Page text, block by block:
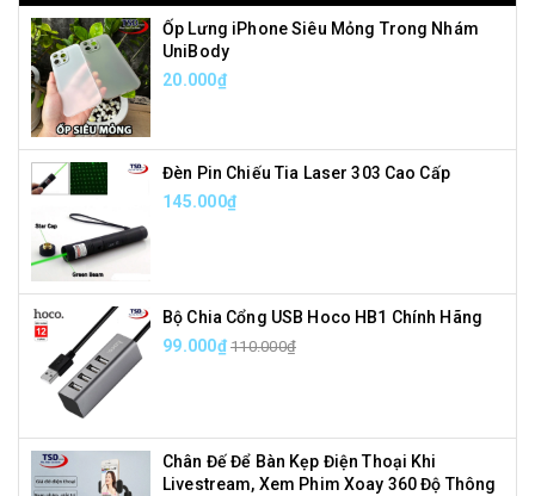
Ốp Lưng iPhone Siêu Mỏng Trong Nhám
UniBody
20.000₫
Đèn Pin Chiếu Tia Laser 303 Cao Cấp
145.000₫
Bộ Chia Cổng USB Hoco HB1 Chính Hãng
99.000₫ 110.000₫
Chân Đế Để Bàn Kẹp Điện Thoại Khi
Livestream, Xem Phim Xoay 360 Độ Thông